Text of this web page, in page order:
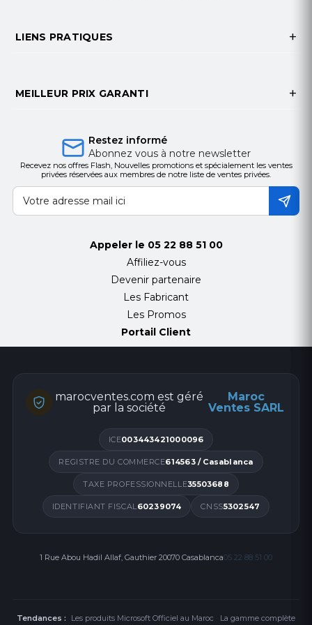
LIENS PRATIQUES
MEILLEUR PRIX GARANTI
Restez informé
Abonnez vous à notre newsletter
Recevez nos offres Flash, Nouvelles promotions et spécialement les ventes
privées réservées aux membres de notre liste de ventes privées.
Appeler le 05 22 88 51 00
Affiliez-vous
Devenir partenaire
Les Fabricant
Les Promos
Portail Client
marocventes.com est géré
par la société
Maroc
Ventes SARL
ICE003443421000096
REGISTRE DU COMMERCE614563 / Casablanca
TAXE PROFESSIONNELLE35503688
IDENTIFIANT FISCAL60239074 CNSS5302547
1 Rue Abou Hadil Allaf, Gauthier 20070 Casablanca05 22 88 51 00
Tendances : Les produits Microsoft Officiel au Maroc · La gamme complète